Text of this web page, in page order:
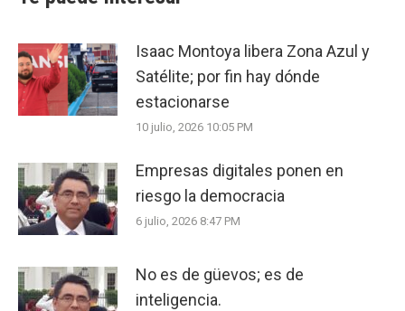
Isaac Montoya libera Zona Azul y
Satélite; por fin hay dónde
estacionarse
10 julio, 2026 10:05 PM
Empresas digitales ponen en
riesgo la democracia
6 julio, 2026 8:47 PM
No es de güevos; es de
inteligencia.